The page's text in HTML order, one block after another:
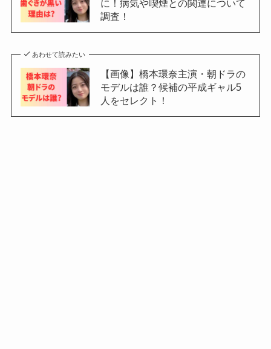
に！病気や喫煙との関連について
調査！
あわせて読みたい
【画像】橋本環奈主演・朝ドラの
モデルは誰？候補の平成ギャル5
人をセレクト！